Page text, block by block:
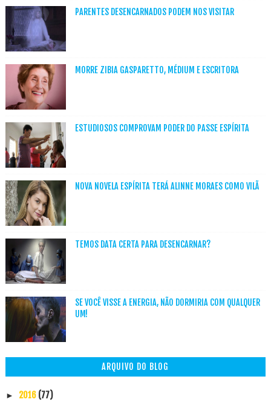
PARENTES DESENCARNADOS PODEM NOS VISITAR
MORRE ZIBIA GASPARETTO, MÉDIUM E ESCRITORA
ESTUDIOSOS COMPROVAM PODER DO PASSE ESPÍRITA
NOVA NOVELA ESPÍRITA TERÁ ALINNE MORAES COMO VILÃ
TEMOS DATA CERTA PARA DESENCARNAR?
SE VOCÊ VISSE A ENERGIA, NÃO DORMIRIA COM QUALQUER
UM!
ARQUIVO DO BLOG
► 2016 (77)